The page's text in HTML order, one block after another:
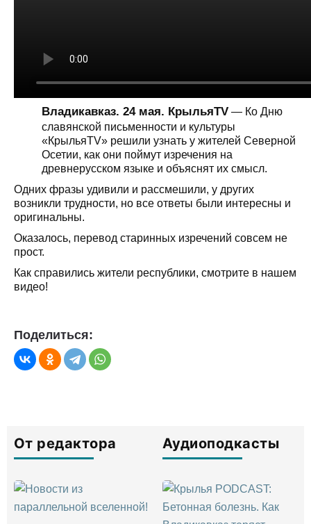
Владикавказ. 24 мая. КрыльяTV — Ко Дню
славянской письменности и культуры
«КрыльяTV» решили узнать у жителей Северной
Осетии, как они поймут изречения на
древнерусском языке и объяснят их смысл.
Одних фразы удивили и рассмешили, у других
возникли трудности, но все ответы были интересны и
оригинальны.
Оказалось, перевод старинных изречений совсем не
прост.
Как справились жители республики, смотрите в нашем
видео!
Поделиться:
От редактора Аудиоподкасты